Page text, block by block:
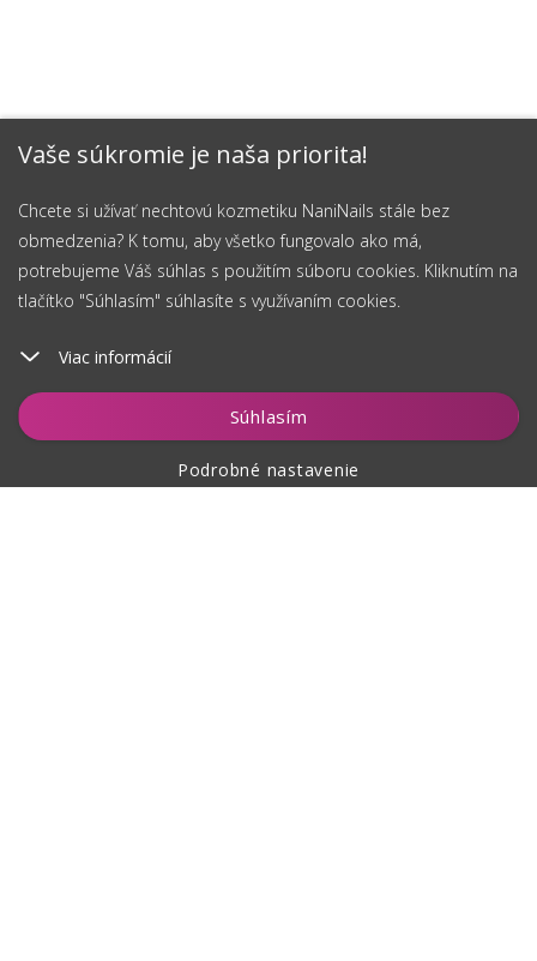
Vaše súkromie je naša priorita!
Chcete si užívať nechtovú kozmetiku NaniNails stále bez
obmedzenia? K tomu, aby všetko fungovalo ako má,
potrebujeme Váš súhlas s použitím súboru cookies. Kliknutím na
tlačítko "Súhlasím" súhlasíte s využívaním cookies.
Viac informácií
Súhlasím
Podrobné nastavenie
Hlídat